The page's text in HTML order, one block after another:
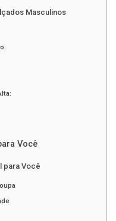
Masculinos
Você
para Você